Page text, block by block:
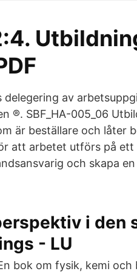
delegering av
®. SBF_HA-005_06
är beställare och låter
att arbetet utförs på
och skapa
i den
- LU
bok om fysik, kemi och